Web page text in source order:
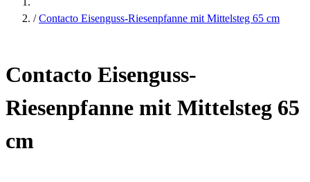
/ Contacto Eisenguss-Riesenpfanne mit Mittelsteg 65 cm
Contacto Eisenguss-
Riesenpfanne mit Mittelsteg 65
cm